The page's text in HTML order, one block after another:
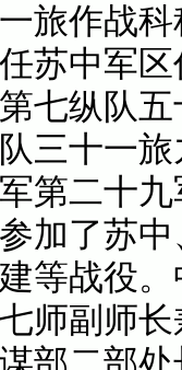
旅作战
苏中军
七纵队
三十一
第二十
加了苏
等战役
师副师